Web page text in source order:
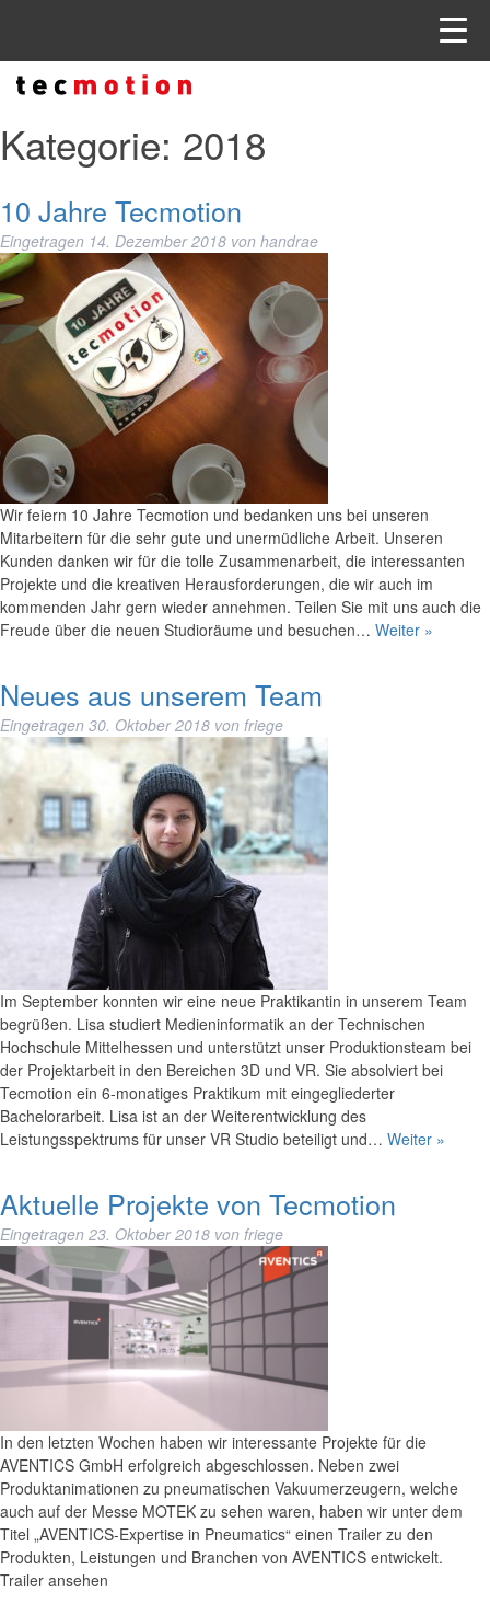
Kategorie: 2018
10 Jahre Tecmotion
Eingetragen 14. Dezember 2018 von handrae
Wir feiern 10 Jahre Tecmotion und bedanken uns bei unseren
Mitarbeitern für die sehr gute und unermüdliche Arbeit. Unseren
Kunden danken wir für die tolle Zusammenarbeit, die interessanten
Projekte und die kreativen Herausforderungen, die wir auch im
kommenden Jahr gern wieder annehmen. Teilen Sie mit uns auch die
Freude über die neuen Studioräume und besuchen… Weiter »
Neues aus unserem Team
Eingetragen 30. Oktober 2018 von friege
Im September konnten wir eine neue Praktikantin in unserem Team
begrüßen. Lisa studiert Medieninformatik an der Technischen
Hochschule Mittelhessen und unterstützt unser Produktionsteam bei
der Projektarbeit in den Bereichen 3D und VR. Sie absolviert bei
Tecmotion ein 6-monatiges Praktikum mit eingegliederter
Bachelorarbeit. Lisa ist an der Weiterentwicklung des
Leistungsspektrums für unser VR Studio beteiligt und… Weiter »
Aktuelle Projekte von Tecmotion
Eingetragen 23. Oktober 2018 von friege
In den letzten Wochen haben wir interessante Projekte für die
AVENTICS GmbH erfolgreich abgeschlossen. Neben zwei
Produktanimationen zu pneumatischen Vakuumerzeugern, welche
auch auf der Messe MOTEK zu sehen waren, haben wir unter dem
Titel „AVENTICS-Expertise in Pneumatics“ einen Trailer zu den
Produkten, Leistungen und Branchen von AVENTICS entwickelt.
Trailer ansehen